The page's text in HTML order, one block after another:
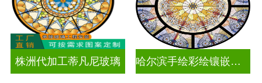
株洲代加工蒂凡尼玻璃 哈尔滨手绘彩绘镶嵌玻璃